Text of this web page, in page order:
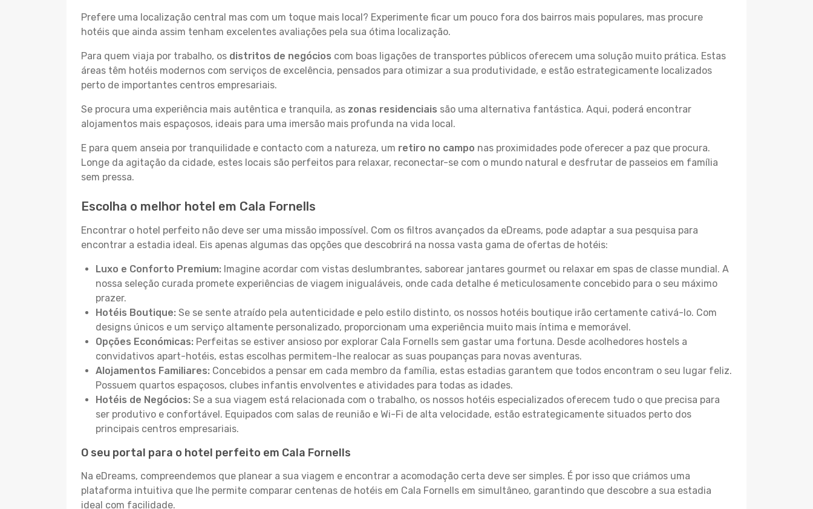
Prefere uma localização central mas com um toque mais local? Experimente ficar um pouco fora dos bairros mais populares, mas procure
hotéis que ainda assim tenham excelentes avaliações pela sua ótima localização.
Para quem viaja por trabalho, os distritos de negócios com boas ligações de transportes públicos oferecem uma solução muito prática. Estas
áreas têm hotéis modernos com serviços de excelência, pensados para otimizar a sua produtividade, e estão estrategicamente localizados
perto de importantes centros empresariais.
Se procura uma experiência mais autêntica e tranquila, as zonas residenciais são uma alternativa fantástica. Aqui, poderá encontrar
alojamentos mais espaçosos, ideais para uma imersão mais profunda na vida local.
E para quem anseia por tranquilidade e contacto com a natureza, um retiro no campo nas proximidades pode oferecer a paz que procura.
Longe da agitação da cidade, estes locais são perfeitos para relaxar, reconectar-se com o mundo natural e desfrutar de passeios em família
sem pressa.
Escolha o melhor hotel em Cala Fornells
Encontrar o hotel perfeito não deve ser uma missão impossível. Com os filtros avançados da eDreams, pode adaptar a sua pesquisa para
encontrar a estadia ideal. Eis apenas algumas das opções que descobrirá na nossa vasta gama de ofertas de hotéis:
Luxo e Conforto Premium: Imagine acordar com vistas deslumbrantes, saborear jantares gourmet ou relaxar em spas de classe mundial. A
nossa seleção curada promete experiências de viagem inigualáveis, onde cada detalhe é meticulosamente concebido para o seu máximo
prazer.
Hotéis Boutique: Se se sente atraído pela autenticidade e pelo estilo distinto, os nossos hotéis boutique irão certamente cativá-lo. Com
designs únicos e um serviço altamente personalizado, proporcionam uma experiência muito mais íntima e memorável.
Opções Económicas: Perfeitas se estiver ansioso por explorar Cala Fornells sem gastar uma fortuna. Desde acolhedores hostels a
convidativos apart-hotéis, estas escolhas permitem-lhe realocar as suas poupanças para novas aventuras.
Alojamentos Familiares: Concebidos a pensar em cada membro da família, estas estadias garantem que todos encontram o seu lugar feliz.
Possuem quartos espaçosos, clubes infantis envolventes e atividades para todas as idades.
Hotéis de Negócios: Se a sua viagem está relacionada com o trabalho, os nossos hotéis especializados oferecem tudo o que precisa para
ser produtivo e confortável. Equipados com salas de reunião e Wi-Fi de alta velocidade, estão estrategicamente situados perto dos
principais centros empresariais.
O seu portal para o hotel perfeito em Cala Fornells
Na eDreams, compreendemos que planear a sua viagem e encontrar a acomodação certa deve ser simples. É por isso que criámos uma
plataforma intuitiva que lhe permite comparar centenas de hotéis em Cala Fornells em simultâneo, garantindo que descobre a sua estadia
ideal com facilidade.